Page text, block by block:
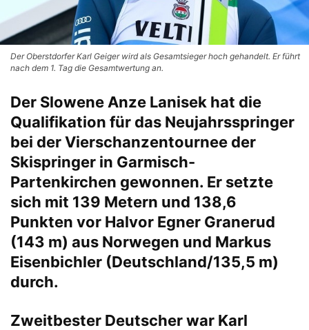
Der Oberstdorfer Karl Geiger wird als Gesamtsieger hoch gehandelt. Er führt
nach dem 1. Tag die Gesamtwertung an.
Der Slowene Anze Lanisek hat die
Qualifikation für das Neujahrsspringer
bei der Vierschanzentournee der
Skispringer in Garmisch-
Partenkirchen gewonnen. Er setzte
sich mit 139 Metern und 138,6
Punkten vor Halvor Egner Granerud
(143 m) aus Norwegen und Markus
Eisenbichler (Deutschland/135,5 m)
durch.
Zweitbester Deutscher war Karl